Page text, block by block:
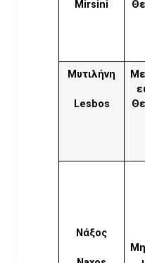
Mirsini
Μυτιλήνη
Lesbos
Νάξος